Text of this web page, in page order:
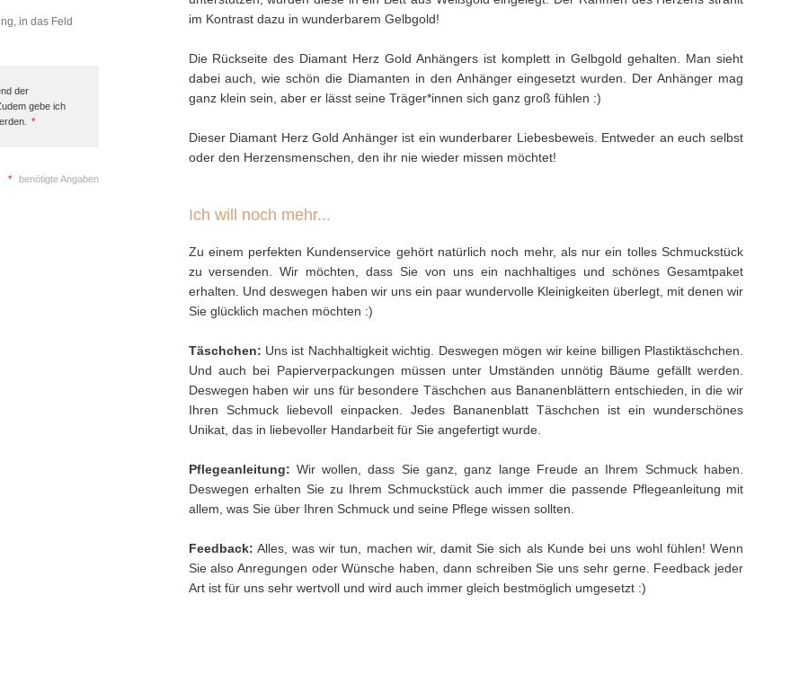
in das Feld
der
gebe ich
*
* benötigte Angaben
im Kontrast dazu in wunderbarem Gelbgold!
Die Rückseite des Diamant Herz Gold Anhängers ist komplett in Gelbgold gehalten. Man sieht
dabei auch, wie schön die Diamanten in den Anhänger eingesetzt wurden. Der Anhänger mag
ganz klein sein, aber er lässt seine Träger*innen sich ganz groß fühlen :)
Dieser Diamant Herz Gold Anhänger ist ein wunderbarer Liebesbeweis. Entweder an euch selbst
oder den Herzensmenschen, den ihr nie wieder missen möchtet!
Ich will noch mehr...
Zu einem perfekten Kundenservice gehört natürlich noch mehr, als nur ein tolles Schmuckstück
zu versenden. Wir möchten, dass Sie von uns ein nachhaltiges und schönes Gesamtpaket
erhalten. Und deswegen haben wir uns ein paar wundervolle Kleinigkeiten überlegt, mit denen wir
Sie glücklich machen möchten :)
Täschchen: Uns ist Nachhaltigkeit wichtig. Deswegen mögen wir keine billigen Plastiktäschchen.
Und auch bei Papierverpackungen müssen unter Umständen unnötig Bäume gefällt werden.
Deswegen haben wir uns für besondere Täschchen aus Bananenblättern entschieden, in die wir
Ihren Schmuck liebevoll einpacken. Jedes Bananenblatt Täschchen ist ein wunderschönes
Unikat, das in liebevoller Handarbeit für Sie angefertigt wurde.
Pflegeanleitung: Wir wollen, dass Sie ganz, ganz lange Freude an Ihrem Schmuck haben.
Deswegen erhalten Sie zu Ihrem Schmuckstück auch immer die passende Pflegeanleitung mit
allem, was Sie über Ihren Schmuck und seine Pflege wissen sollten.
Feedback: Alles, was wir tun, machen wir, damit Sie sich als Kunde bei uns wohl fühlen! Wenn
Sie also Anregungen oder Wünsche haben, dann schreiben Sie uns sehr gerne. Feedback jeder
Art ist für uns sehr wertvoll und wird auch immer gleich bestmöglich umgesetzt :)